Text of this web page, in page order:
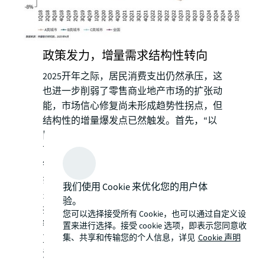
政策发力，增量需求结构性转向
2025开年之际，居民消费支出仍然承压，这
也进一步削弱了零售商业地产市场的扩张动
能，市场信心修复尚未形成趋势性拐点，但
结构性的增量爆发点已然触发。首先，“以
旧换新”政策扩围补贴品类，6000元单价以
下的手机、平板、智能穿戴等电子产品以及
智能家居、绿色建材等商品都成为补贴对
象。如宏观数据走势，商业地产同样见证更
多3C品牌、家电品牌更加稳健在购物中心
扩张。蛇年春节期间，众多补贴品牌的销售
额均同比实现不同程度的增长，有的增长甚
至超过一倍。尽管政策引导下，家电等耐用
消费品呈现回暖迹象，但购物中心主力业态
我们使用 Cookie 来优化您的用户体
验。
您可以选择接受所有 Cookie，也可以通过自定义设
置来进行选择。接受 cookie 选项，即表示您同意收
集、共享和传输您的个人信息，详见 Cookie 声明